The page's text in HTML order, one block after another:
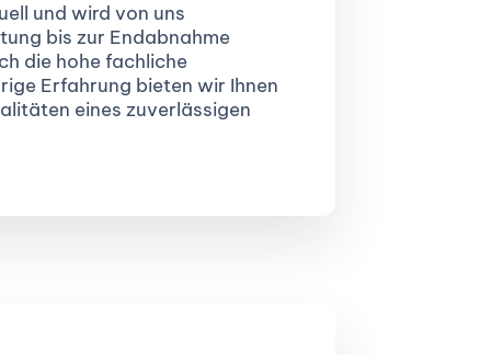
und wird von uns
bis zur Endabnahme
die hohe fachliche
Erfahrung bieten wir Ihnen
eines zuverlässigen